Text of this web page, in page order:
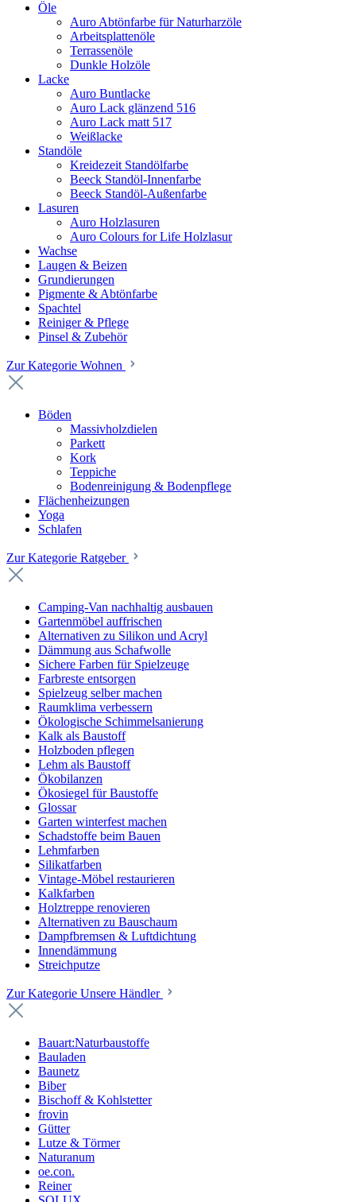
Öle
Auro Abtönfarbe für Naturharzöle
Arbeitsplattenöle
Terrassenöle
Dunkle Holzöle
Lacke
Auro Buntlacke
Auro Lack glänzend 516
Auro Lack matt 517
Weißlacke
Standöle
Kreidezeit Standölfarbe
Beeck Standöl-Innenfarbe
Beeck Standöl-Außenfarbe
Lasuren
Auro Holzlasuren
Auro Colours for Life Holzlasur
Wachse
Laugen & Beizen
Grundierungen
Pigmente & Abtönfarbe
Spachtel
Reiniger & Pflege
Pinsel & Zubehör
Zur Kategorie Wohnen
Böden
Massivholzdielen
Parkett
Kork
Teppiche
Bodenreinigung & Bodenpflege
Flächenheizungen
Yoga
Schlafen
Zur Kategorie Ratgeber
Camping-Van nachhaltig ausbauen
Gartenmöbel auffrischen
Alternativen zu Silikon und Acryl
Dämmung aus Schafwolle
Sichere Farben für Spielzeuge
Farbreste entsorgen
Spielzeug selber machen
Raumklima verbessern
Ökologische Schimmelsanierung
Kalk als Baustoff
Holzboden pflegen
Lehm als Baustoff
Ökobilanzen
Ökosiegel für Baustoffe
Glossar
Garten winterfest machen
Schadstoffe beim Bauen
Lehmfarben
Silikatfarben
Vintage-Möbel restaurieren
Kalkfarben
Holztreppe renovieren
Alternativen zu Bauschaum
Dampfbremsen & Luftdichtung
Innendämmung
Streichputze
Zur Kategorie Unsere Händler
Bauart:Naturbaustoffe
Bauladen
Baunetz
Biber
Bischoff & Kohlstetter
frovin
Gütter
Lutze & Törmer
Naturanum
oe.con.
Reiner